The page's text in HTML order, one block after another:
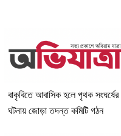
বাকৃবিতে আবাসিক হলে পৃথক সংঘর্ষের
ঘটনায় জোড়া তদন্ত কমিটি গঠন